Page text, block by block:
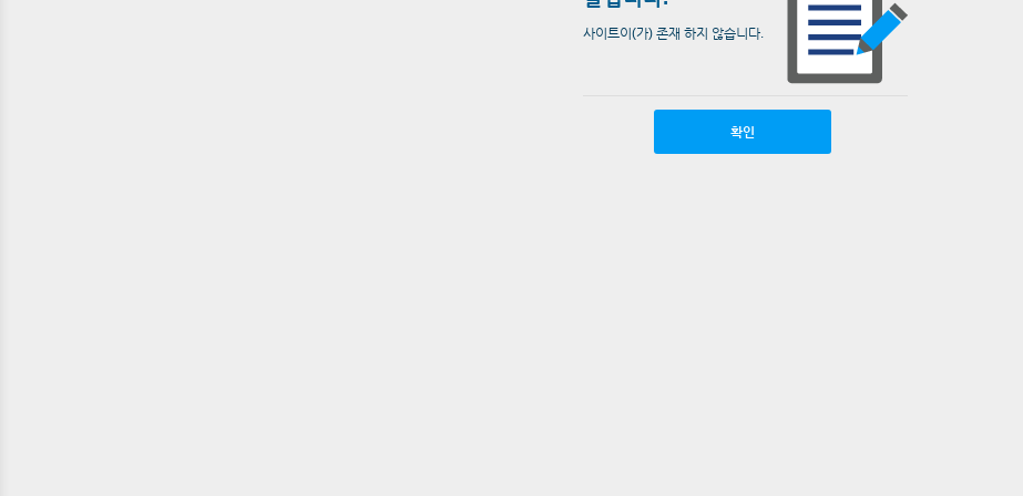
사이트이(가) 존재 하지 않습니다.